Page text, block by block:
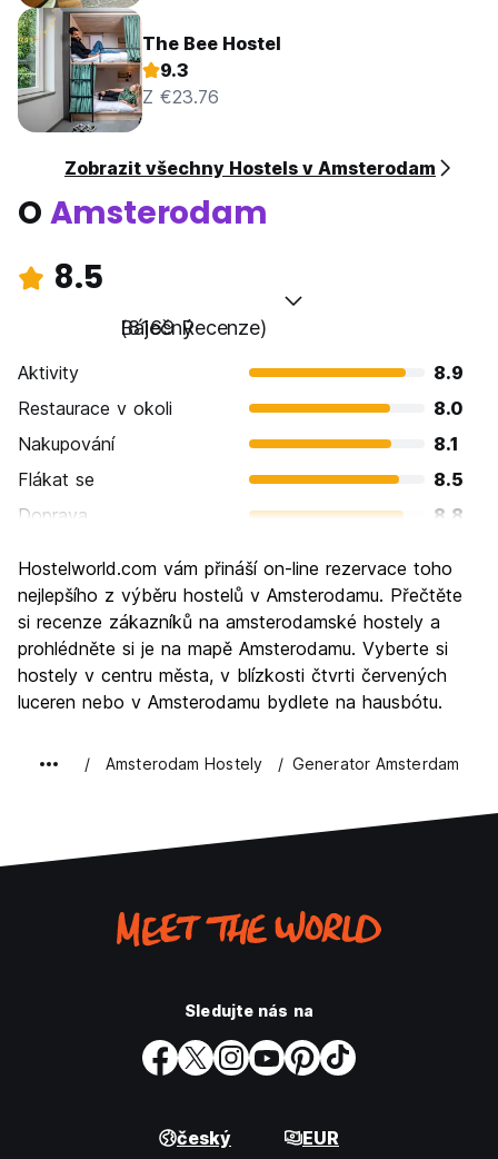
The Bee Hostel
9.3
Z €23.76
Zobrazit všechny Hostels v Amsterodam
O Amsterodam
8.5
Báječný
(8169 Recenze)
Aktivity
8.9
Restaurace v okoli
8.0
Nakupování
8.1
Flákat se
8.5
Doprava
8.8
Kultura
9.0
Noční život
8.9
Hodnota za peníze
7.2
Hostelworld.com vám přináší on-line rezervace toho
nejlepšího z výběru hostelů v Amsterodamu. Přečtěte
si recenze zákazníků na amsterodamské hostely a
prohlédněte si je na mapě Amsterodamu. Vyberte si
hostely v centru města, v blízkosti čtvrti červených
luceren nebo v Amsterodamu bydlete na hausbótu.
Amsterodam Hostely Generator Amsterdam
Sledujte nás na
český EUR